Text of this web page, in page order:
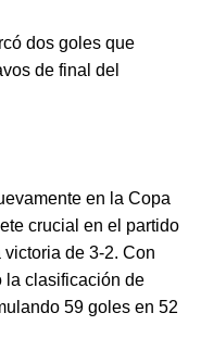
dos goles que
de final del
en la Copa
crucial en el partido
de 3-2. Con
la clasificación de
59 goles en 52